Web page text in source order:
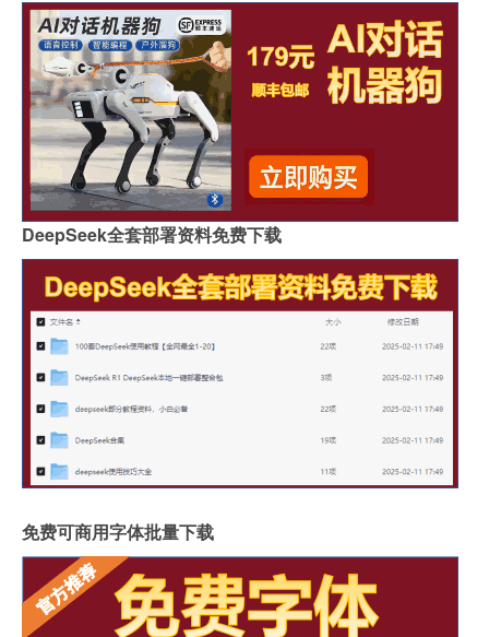
DeepSeek全套部署资料免费下载
免费可商用字体批量下载